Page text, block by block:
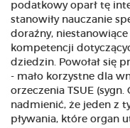
podatkowy oparł tę
stanowiły nauczanie
doraźny,
kompetencji
dziedzin. Powołał się
- mało korzystne dla
orzeczenia TSUE
nadmienić, że jeden z
pływania, które organ